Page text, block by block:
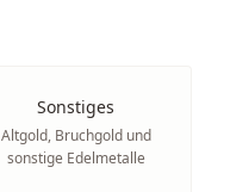
Sonstiges
Altgold, Bruchgold und
sonstige Edelmetalle